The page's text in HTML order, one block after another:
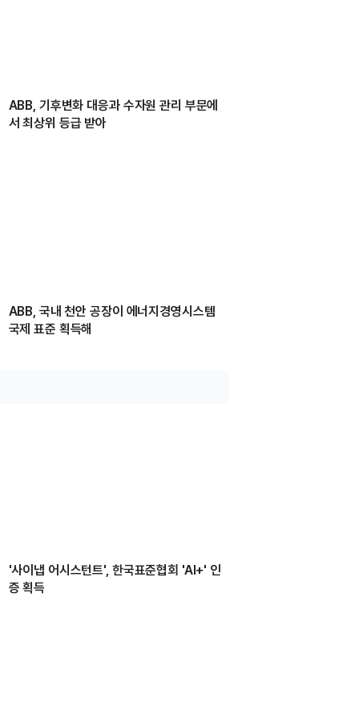
ABB, 기후변화 대응과 수자원 관리 부문에
서 최상위 등급 받아
ABB, 국내 천안 공장이 에너지경영시스템
국제 표준 획득해
'사이냅 어시스턴트', 한국표준협회 'AI+' 인
증 획득